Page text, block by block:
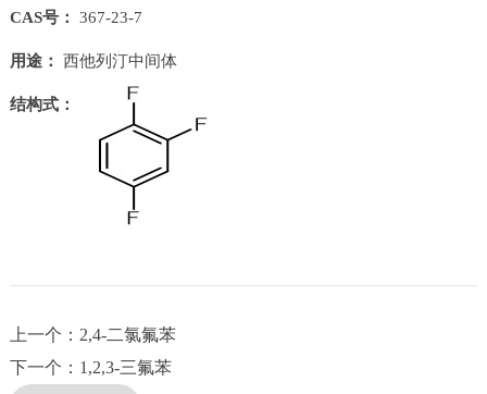
CAS号： 367-23-7
用途： 西他列汀中间体
结构式：
上一个：2,4-二氯氟苯
下一个：1,2,3-三氟苯